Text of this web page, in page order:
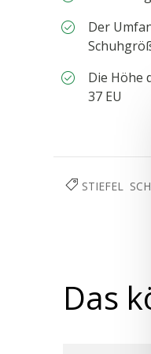
Der
Die Höhe
37 EU
STIEFEL
Das